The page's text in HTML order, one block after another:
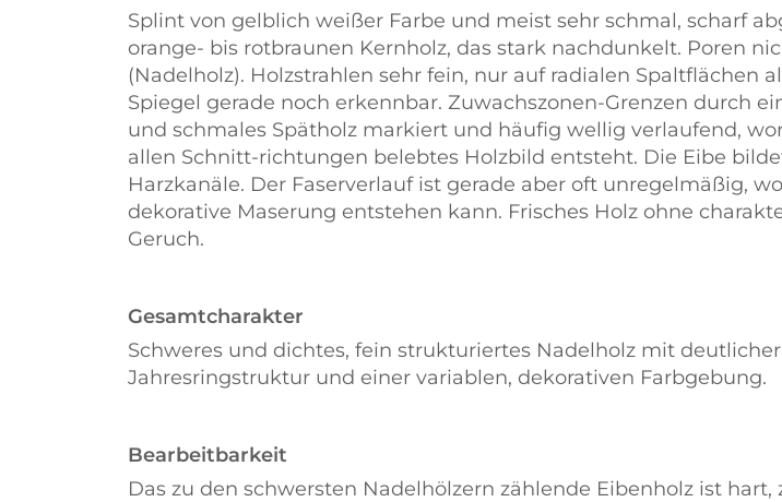
Splint von gelblich weißer Farbe und meist sehr schmal, scharf
orange- bis rotbraunen Kernholz, das stark nachdunkelt. Poren
(Nadelholz). Holzstrahlen sehr fein, nur auf radialen Spaltflächen
Spiegel gerade noch erkennbar. Zuwachszonen-Grenzen durch
und schmales Spätholz markiert und häufig wellig verlaufend,
allen Schnitt-richtungen belebtes Holzbild entsteht. Die Eibe
Harzkanäle. Der Faserverlauf ist gerade aber oft unregelmäßig,
dekorative Maserung entstehen kann. Frisches Holz ohne
Geruch.
Gesamtcharakter
Schweres und dichtes, fein strukturiertes Nadelholz mit deutlicher
Jahresringstruktur und einer variablen, dekorativen Farbgebung.
Bearbeitbarkeit
Das zu den schwersten Nadelhölzern zählende Eibenholz ist hart,